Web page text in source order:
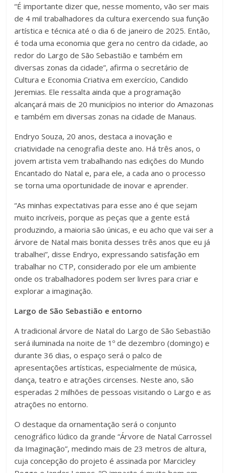
“É importante dizer que, nesse momento, vão ser mais
de 4 mil trabalhadores da cultura exercendo sua função
artística e técnica até o dia 6 de janeiro de 2025. Então,
é toda uma economia que gera no centro da cidade, ao
redor do Largo de São Sebastião e também em
diversas zonas da cidade”, afirma o secretário de
Cultura e Economia Criativa em exercício, Candido
Jeremias. Ele ressalta ainda que a programação
alcançará mais de 20 municípios no interior do Amazonas
e também em diversas zonas na cidade de Manaus.
Endryo Souza, 20 anos, destaca a inovação e
criatividade na cenografia deste ano. Há três anos, o
jovem artista vem trabalhando nas edições do Mundo
Encantado do Natal e, para ele, a cada ano o processo
se torna uma oportunidade de inovar e aprender.
“As minhas expectativas para esse ano é que sejam
muito incríveis, porque as peças que a gente está
produzindo, a maioria são únicas, e eu acho que vai ser a
árvore de Natal mais bonita desses três anos que eu já
trabalhei”, disse Endryo, expressando satisfação em
trabalhar no CTP, considerado por ele um ambiente
onde os trabalhadores podem ser livres para criar e
explorar a imaginação.
Largo de São Sebastião e entorno
A tradicional árvore de Natal do Largo de São Sebastião
será iluminada na noite de 1º de dezembro (domingo) e
durante 36 dias, o espaço será o palco de
apresentações artísticas, especialmente de música,
dança, teatro e atrações circenses. Neste ano, são
esperadas 2 milhões de pessoas visitando o Largo e as
atrações no entorno.
O destaque da ornamentação será o conjunto
cenográfico lúdico da grande “Árvore de Natal Carrossel
da Imaginação”, medindo mais de 23 metros de altura,
cuja concepção do projeto é assinada por Marcicley